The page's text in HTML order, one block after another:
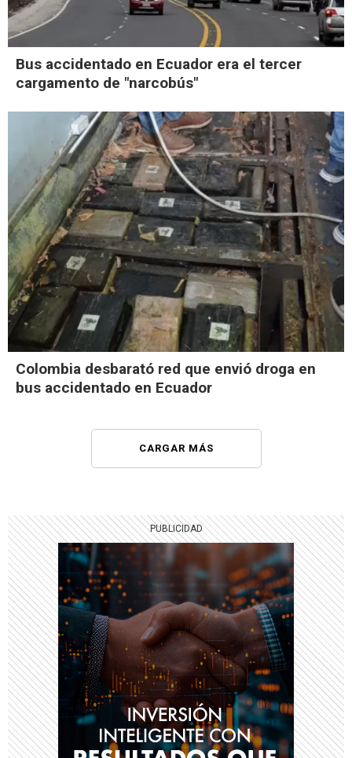
Bus accidentado en Ecuador era el tercer
cargamento de "narcobús"
Colombia desbarató red que envió droga en
bus accidentado en Ecuador
CARGAR MÁS